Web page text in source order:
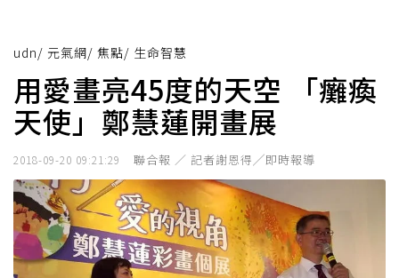
udn/ 元氣網/ 焦點/ 生命智慧
用愛畫亮45度的天空 「癱瘓
天使」鄭慧蓮開畫展
2018-09-20 09:21:29 聯合報 ／ 記者謝恩得╱即時報導